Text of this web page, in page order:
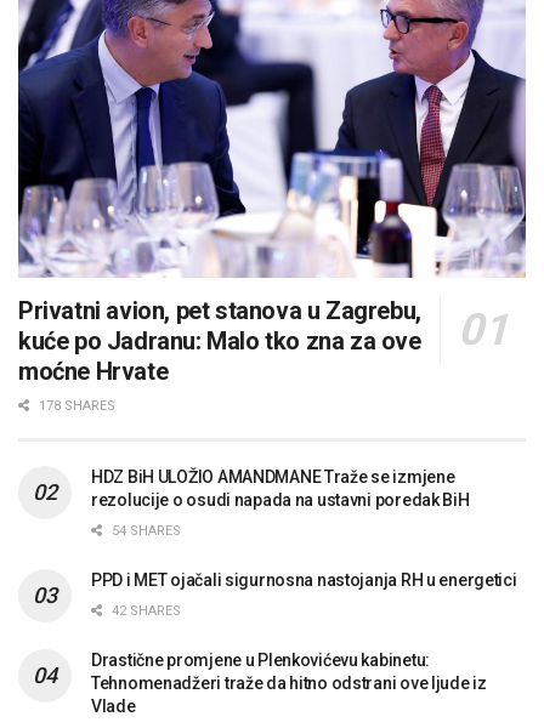
Privatni avion, pet stanova u Zagrebu,
kuće po Jadranu: Malo tko zna za ove
moćne Hrvate
178 SHARES
HDZ BiH ULOŽIO AMANDMANE Traže se izmjene
rezolucije o osudi napada na ustavni poredak BiH
54 SHARES
PPD i MET ojačali sigurnosna nastojanja RH u energetici
42 SHARES
Drastične promjene u Plenkovićevu kabinetu:
Tehnomenadžeri traže da hitno odstrani ove ljude iz
Vlade